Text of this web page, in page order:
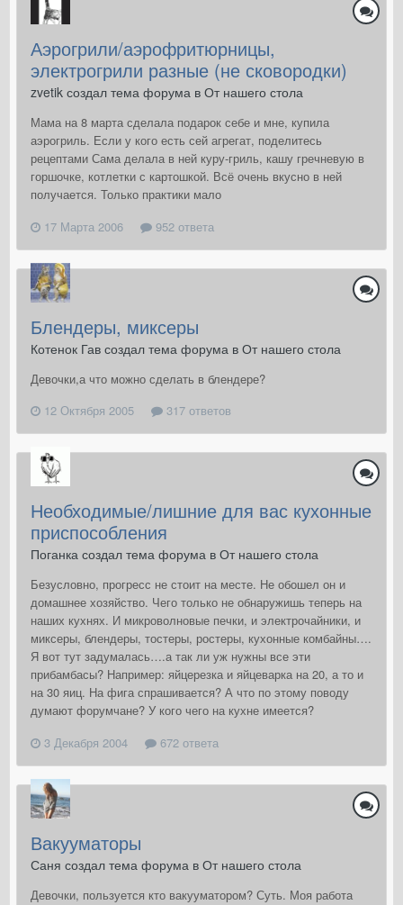
Аэрогрили/аэрофритюрницы,
электрогрили разные (не сковородки)
zvetik создал тема форума в От нашего стола
Мама на 8 марта сделала подарок себе и мне, купила
аэрогриль. Если у кого есть сей агрегат, поделитесь
рецептами Сама делала в ней куру-гриль, кашу гречневую в
горшочке, котлетки с картошкой. Всё очень вкусно в ней
получается. Только практики мало
17 Марта 2006
952 ответа
Блендеры, миксеры
Котенок Гав создал тема форума в От нашего стола
Девочки,а что можно сделать в блендере?
12 Октября 2005
317 ответов
Необходимые/лишние для вас кухонные
приспособления
Поганка создал тема форума в От нашего стола
Безусловно, прогресс не стоит на месте. Не обошел он и
домашнее хозяйство. Чего только не обнаружишь теперь на
наших кухнях. И микроволновые печки, и электрочайники, и
миксеры, блендеры, тостеры, ростеры, кухонные комбайны….
Я вот тут задумалась….а так ли уж нужны все эти
прибамбасы? Например: яйцерезка и яйцеварка на 20, а то и
на 30 яиц. На фига спрашивается? А что по этому поводу
думают форумчане? У кого чего на кухне имеется?
3 Декабря 2004
672 ответа
Вакууматоры
Саня создал тема форума в От нашего стола
Девочки, пользуется кто вакууматором? Суть. Моя работа